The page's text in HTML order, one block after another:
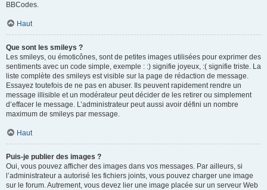
BBCodes.
Haut
Que sont les smileys ?
Les smileys, ou émoticônes, sont de petites images utilisées pour exprimer des
sentiments avec un code simple, exemple : :) signifie joyeux, :( signifie triste. La
liste complète des smileys est visible sur la page de rédaction de message.
Essayez toutefois de ne pas en abuser. Ils peuvent rapidement rendre un
message illisible et un modérateur peut décider de les retirer ou simplement
d’effacer le message. L’administrateur peut aussi avoir défini un nombre
maximum de smileys par message.
Haut
Puis-je publier des images ?
Oui, vous pouvez afficher des images dans vos messages. Par ailleurs, si
l’administrateur a autorisé les fichiers joints, vous pouvez charger une image
sur le forum. Autrement, vous devez lier une image placée sur un serveur Web